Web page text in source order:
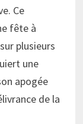
Ce
fête à
plusieurs
une
apogée
de la